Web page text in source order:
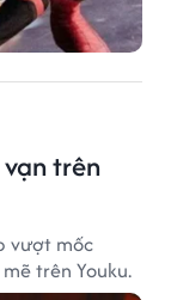
trên
vượt mốc
trên Youku.